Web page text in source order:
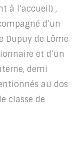
à l’accueil) ,
d’un
Dupuy de Lôme
et d’un
demi
au dos
classe de